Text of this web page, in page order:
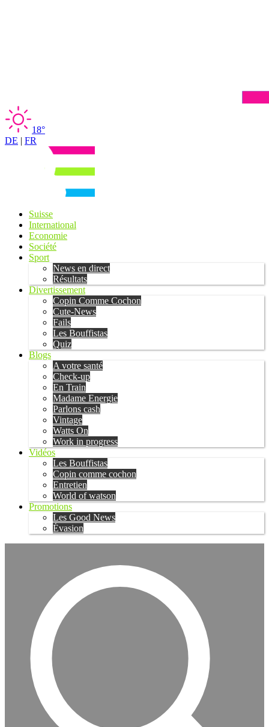
18°
DE | FR
Suisse
International
Economie
Société
Sport
News en direct
Résultats
Divertissement
Copin Comme Cochon
Cute-News
Fails
Les Bouffistas
Quiz
Blogs
A votre santé
Check-up
En Train
Madame Energie
Parlons cash
Vintage
Watts On
Work in progress
Vidéos
Les Bouffistas
Copin comme cochon
Entretien
World of watson
Promotions
Les Good News
Évasion